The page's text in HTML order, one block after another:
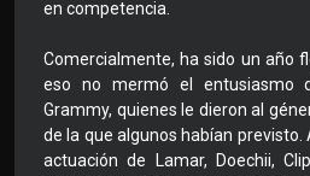
en competencia.
Comercialmente, ha sido un año
eso no mermó el entusiasmo
Grammy, quienes le dieron al
de la que algunos habían
actuación de Lamar, Doechii,